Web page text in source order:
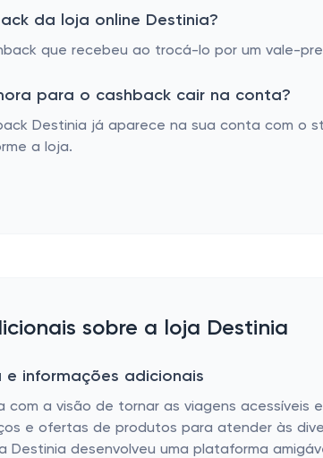
da loja online Destinia?
que recebeu ao trocá-lo por um vale-
para o cashback cair na conta?
Destinia já aparece na sua conta com o
a loja.
sobre a loja Destinia
e informações adicionais
com a visão de tornar as viagens acessíveis
e ofertas de produtos para atender às
Destinia desenvolveu uma plataforma